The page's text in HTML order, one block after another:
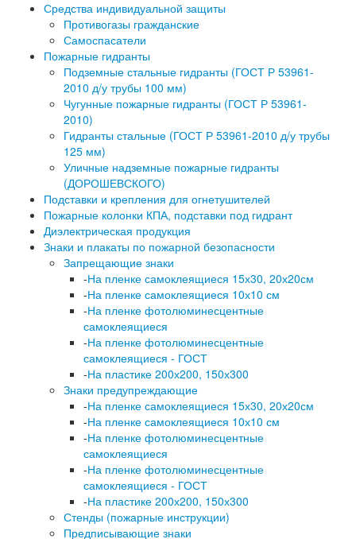
Средства индивидуальной защиты
Противогазы гражданские
Самоспасатели
Пожарные гидранты
Подземные стальные гидранты (ГОСТ Р 53961-
2010 д/у трубы 100 мм)
Чугунные пожарные гидранты (ГОСТ Р 53961-
2010)
Гидранты стальные (ГОСТ Р 53961-2010 д/у трубы
125 мм)
Уличные надземные пожарные гидранты
(ДОРОШЕВСКОГО)
Подставки и крепления для огнетушителей
Пожарные колонки КПА, подставки под гидрант
Диэлектрическая продукция
Знаки и плакаты по пожарной безопасности
Запрещающие знаки
-На пленке самоклеящиеся 15х30, 20х20см
-На пленке самоклеящиеся 10х10 см
-На пленке фотолюминесцентные
самоклеящиеся
-На пленке фотолюминесцентные
самоклеящиеся - ГОСТ
-На пластике 200х200, 150х300
Знаки предупреждающие
-На пленке самоклеящиеся 15х30, 20х20см
-На пленке самоклеящиеся 10х10 см
-На пленке фотолюминесцентные
самоклеящиеся
-На пленке фотолюминесцентные
самоклеящиеся - ГОСТ
-На пластике 200х200, 150х300
Стенды (пожарные инструкции)
Предписывающие знаки